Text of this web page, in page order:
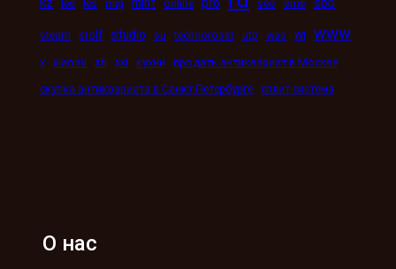
led les mig online seo sms
steam stolf studio su technorosst utp was wi www
x xiaomi xn xxi кухни
продать антиквариат в Москве
скупка антиквариата в Санкт-Петербурге сплит-система
О нас